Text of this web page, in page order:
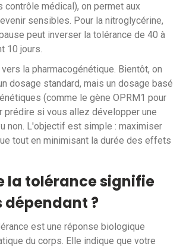
contrôle médical), on permet aux
sensibles. Pour la nitroglycérine,
peut inverser la tolérance de 40 à
10 jours.
la pharmacogénétique. Bientôt, on
dosage standard, mais un dosage basé
(comme le gène OPRM1 pour
prédire si vous allez développer une
non. L'objectif est simple : maximiser
tout en minimisant la durée des effets
la tolérance signifie
dépendant ?
est une réponse biologique
du corps. Elle indique que votre